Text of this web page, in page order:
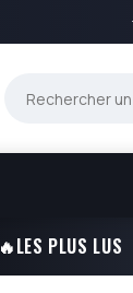
🔥LES PLUS LUS